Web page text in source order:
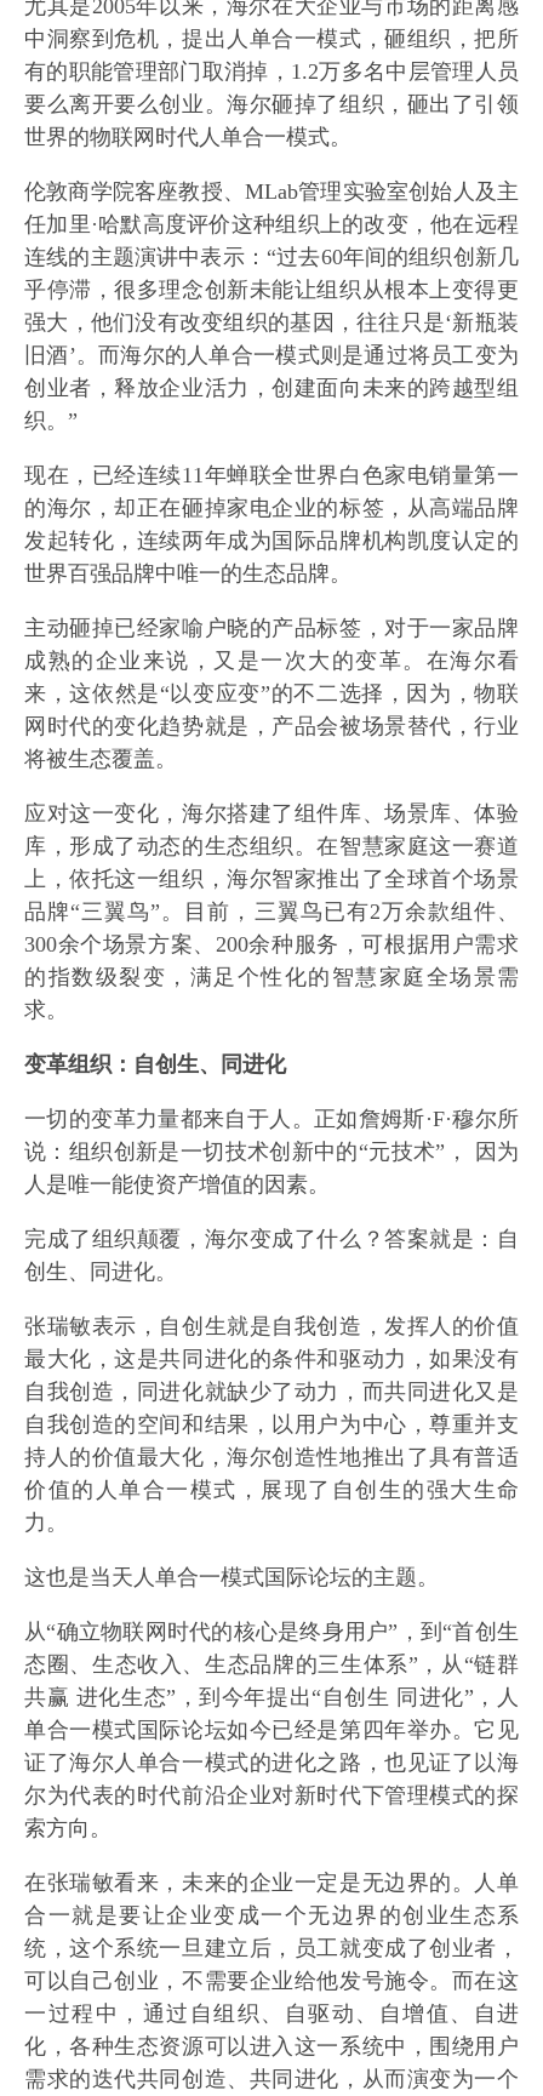
尤其是2005年以来，海尔在大企业与市场的距离感
中洞察到危机，提出人单合一模式，砸组织，把所
有的职能管理部门取消掉，1.2万多名中层管理人员
要么离开要么创业。海尔砸掉了组织，砸出了引领
世界的物联网时代人单合一模式。
伦敦商学院客座教授、MLab管理实验室创始人及主
任加里·哈默高度评价这种组织上的改变，他在远程
连线的主题演讲中表示：“过去60年间的组织创新几
乎停滞，很多理念创新未能让组织从根本上变得更
强大，他们没有改变组织的基因，往往只是‘新瓶装
旧酒’。而海尔的人单合一模式则是通过将员工变为
创业者，释放企业活力，创建面向未来的跨越型组
织。”
现在，已经连续11年蝉联全世界白色家电销量第一
的海尔，却正在砸掉家电企业的标签，从高端品牌
发起转化，连续两年成为国际品牌机构凯度认定的
世界百强品牌中唯一的生态品牌。
主动砸掉已经家喻户晓的产品标签，对于一家品牌
成熟的企业来说，又是一次大的变革。在海尔看
来，这依然是“以变应变”的不二选择，因为，物联
网时代的变化趋势就是，产品会被场景替代，行业
将被生态覆盖。
应对这一变化，海尔搭建了组件库、场景库、体验
库，形成了动态的生态组织。在智慧家庭这一赛道
上，依托这一组织，海尔智家推出了全球首个场景
品牌“三翼鸟”。目前，三翼鸟已有2万余款组件、
300余个场景方案、200余种服务，可根据用户需求
的指数级裂变，满足个性化的智慧家庭全场景需
求。
变革组织：自创生、同进化
一切的变革力量都来自于人。正如詹姆斯·F·穆尔所
说：组织创新是一切技术创新中的“元技术”， 因为
人是唯一能使资产增值的因素。
完成了组织颠覆，海尔变成了什么？答案就是：自
创生、同进化。
张瑞敏表示，自创生就是自我创造，发挥人的价值
最大化，这是共同进化的条件和驱动力，如果没有
自我创造，同进化就缺少了动力，而共同进化又是
自我创造的空间和结果，以用户为中心，尊重并支
持人的价值最大化，海尔创造性地推出了具有普适
价值的人单合一模式，展现了自创生的强大生命
力。
这也是当天人单合一模式国际论坛的主题。
从“确立物联网时代的核心是终身用户”，到“首创生
态圈、生态收入、生态品牌的三生体系”，从“链群
共赢 进化生态”，到今年提出“自创生 同进化”，人
单合一模式国际论坛如今已经是第四年举办。它见
证了海尔人单合一模式的进化之路，也见证了以海
尔为代表的时代前沿企业对新时代下管理模式的探
索方向。
在张瑞敏看来，未来的企业一定是无边界的。人单
合一就是要让企业变成一个无边界的创业生态系
统，这个系统一旦建立后，员工就变成了创业者，
可以自己创业，不需要企业给他发号施令。而在这
一过程中，通过自组织、自驱动、自增值、自进
化，各种生态资源可以进入这一系统中，围绕用户
需求的迭代共同创造、共同进化，从而演变为一个